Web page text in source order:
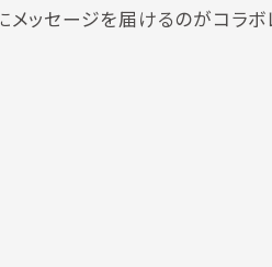
ッセージを届けるのがコラボ